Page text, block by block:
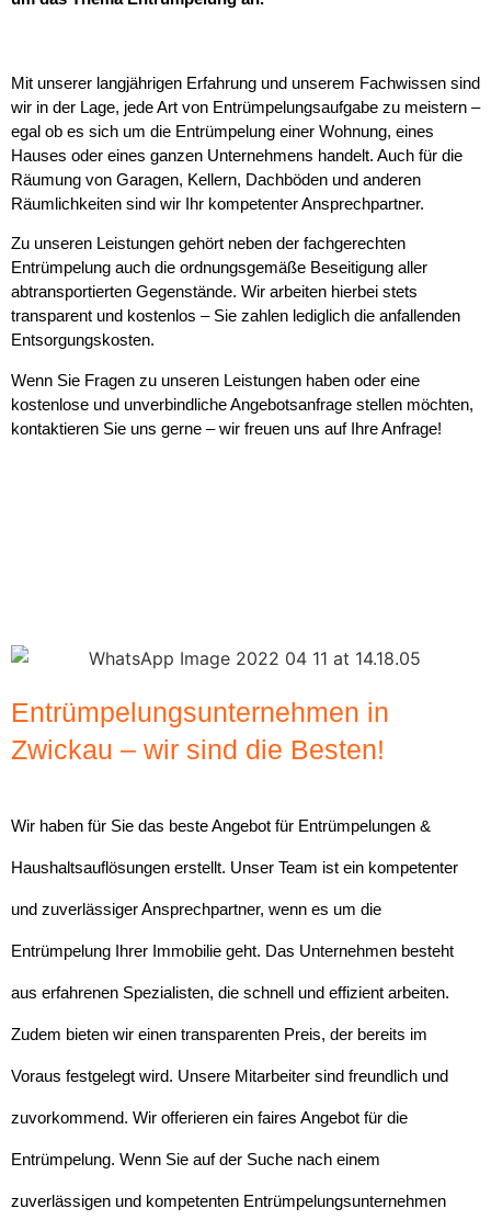
Mit unserer langjährigen Erfahrung und unserem Fachwissen sind
wir in der Lage, jede Art von Entrümpelungsaufgabe zu meistern –
egal ob es sich um die Entrümpelung einer Wohnung, eines
Hauses oder eines ganzen Unternehmens handelt. Auch für die
Räumung von Garagen, Kellern, Dachböden und anderen
Räumlichkeiten sind wir Ihr kompetenter Ansprechpartner.
Zu unseren Leistungen gehört neben der fachgerechten
Entrümpelung auch die ordnungsgemäße Beseitigung aller
abtransportierten Gegenstände. Wir arbeiten hierbei stets
transparent und kostenlos – Sie zahlen lediglich die anfallenden
Entsorgungskosten.
Wenn Sie Fragen zu unseren Leistungen haben oder eine
kostenlose und unverbindliche Angebotsanfrage stellen möchten,
kontaktieren Sie uns gerne – wir freuen uns auf Ihre Anfrage!
Entrümpelungsunternehmen in
Zwickau – wir sind die Besten!
Wir haben für Sie das beste Angebot für Entrümpelungen &
Haushaltsauflösungen erstellt. Unser Team ist ein kompetenter
und zuverlässiger Ansprechpartner, wenn es um die
Entrümpelung Ihrer Immobilie geht. Das Unternehmen besteht
aus erfahrenen Spezialisten, die schnell und effizient arbeiten.
Zudem bieten wir einen transparenten Preis, der bereits im
Voraus festgelegt wird. Unsere Mitarbeiter sind freundlich und
zuvorkommend. Wir offerieren ein faires Angebot für die
Entrümpelung. Wenn Sie auf der Suche nach einem
zuverlässigen und kompetenten Entrümpelungsunternehmen